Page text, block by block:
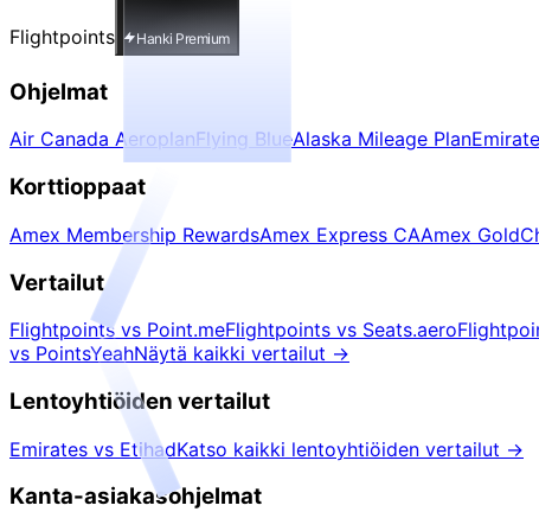
Flightpoints Hanki Premium
Ohjelmat
Air Canada AeroplanFlying BlueAlaska Mileage Plan
Korttioppaat
Amex Membership RewardsAmex Express CAAmex Gold
Vertailut
Flightpoints vs Point.meFlightpoints vs Seats.aero
vs PointsYeahNäytä kaikki vertailut →
Lentoyhtiöiden vertailut
Emirates vs EtihadKatso kaikki lentoyhtiöiden vertailut →
Kanta-asiakasohjelmat